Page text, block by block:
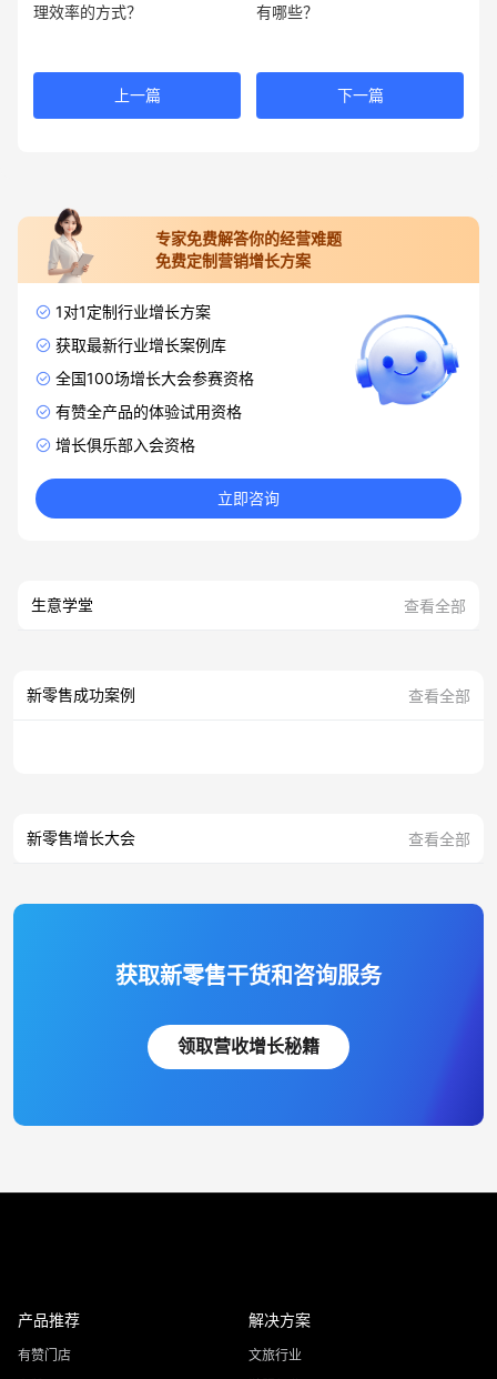
理效率的方式？
上一篇
有哪些？
下一篇
专家免费解答你的经营难题
免费定制营销增长方案
1对1定制行业增长方案
获取最新行业增长案例库
全国100场增长大会参赛资格
有赞全产品的体验试用资格
增长俱乐部入会资格
立即咨询
生意学堂 查看全部
新零售成功案例 查看全部
新零售增长大会 查看全部
获取新零售干货和咨询服务
领取营收增长秘籍
产品推荐
有赞门店
解决方案
文旅行业